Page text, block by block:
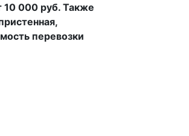
10 000 руб. Также
перевозки